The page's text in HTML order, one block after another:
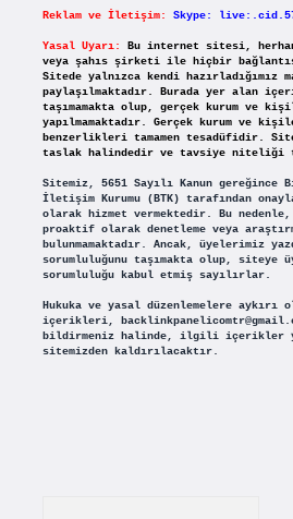
Reklam ve İletişim: Skype:
Yasal Uyarı:
Bu internet sitesi,
veya şahıs şirketi ile hiçbir
Sitede yalnızca kendi hazırladığımız
paylaşılmaktadır. Burada yer alan
taşımamakta olup, gerçek kurum ve
yapılmamaktadır. Gerçek kurum ve
benzerlikleri tamamen tesadüfidir.
taslak halindedir ve tavsiye niteliği
Sitemiz, 5651 Sayılı Kanun
İletişim Kurumu (BTK) tarafından
olarak hizmet vermektedir. Bu
proaktif olarak denetleme veya
bulunmamaktadır. Ancak, üyelerimiz
sorumluluğunu taşımakta olup, siteye
sorumluluğu kabul etmiş sayılırlar.
Hukuka ve yasal düzenlemelere aykırı
içerikleri,
bildirmeniz halinde, ilgili içerikler
sitemizden kaldırılacaktır.